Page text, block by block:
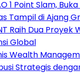
1 Point Slam,
Tampil di Ajang
Raih Dua Proyek
Global
Wealth
Strategis